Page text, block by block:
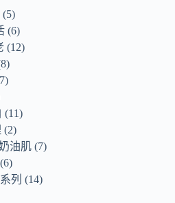
5
6
12
8
7
11
2
油肌 7
6
列
14